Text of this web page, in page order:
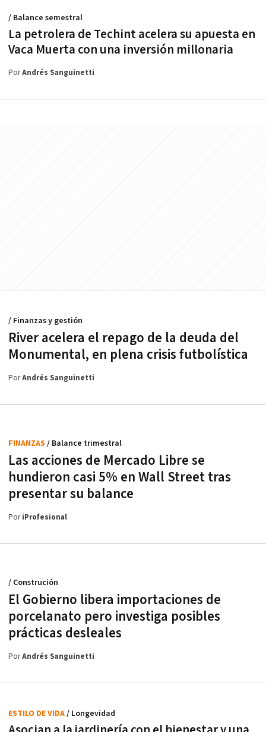
La petrolera de Techint acelera su apuesta en
Vaca Muerta con una inversión millonaria
/ Balance semestral
PorAndrés Sanguinetti
River acelera el repago de la deuda del
Monumental, en plena crisis futbolística
/ Finanzas y gestión
PorAndrés Sanguinetti
Las acciones de Mercado Libre se
hundieron casi 5% en Wall Street tras
presentar su balance
FINANZAS / Balance trimestral
PoriProfesional
El Gobierno libera importaciones de
porcelanato pero investiga posibles
prácticas desleales
/ Construción
PorAndrés Sanguinetti
ESTILO DE VIDA/ Longevidad